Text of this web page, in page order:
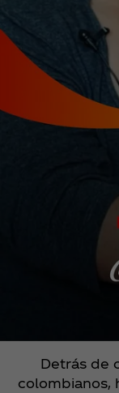
Detrás de
colombianos,